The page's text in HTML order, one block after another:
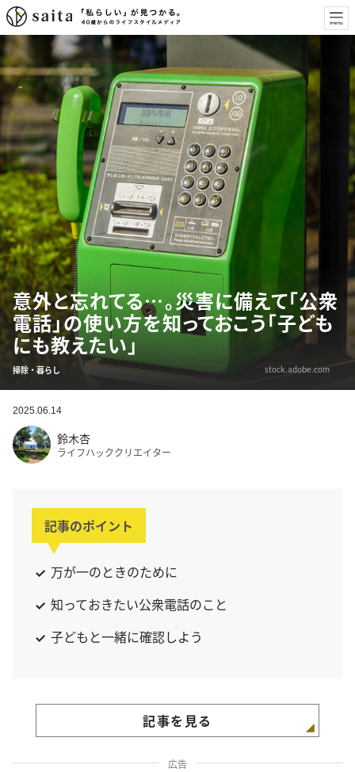
意外と忘れてる…。災害に備えて「公衆
電話」の使い方を知っておこう「子ども
にも教えたい」
掃除・暮らし stock.adobe.com
2025.06.14
鈴木杏
ライフハッククリエイター
記事のポイント
万が一のときのために
知っておきたい公衆電話のこと
子どもと一緒に確認しよう
記事を見る
広告